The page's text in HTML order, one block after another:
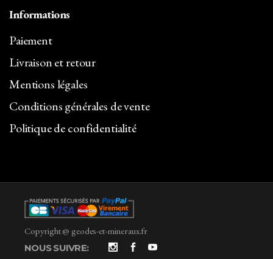
Informations
Paiement
Livraison et retour
Mentions légales
Conditions générales de vente
Politique de confidentialité
Copyright @ geodes-et-mineraux.fr
NOUS SUIVRE: